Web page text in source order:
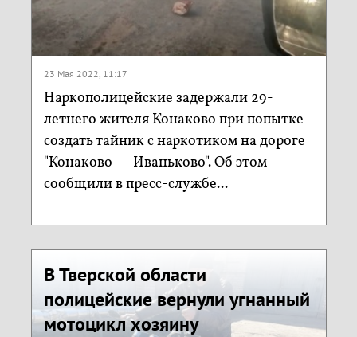
23 Мая 2022, 11:17
Наркополицейские задержали 29-
летнего жителя Конаково при попытке
создать тайник с наркотиком на дороге
"Конаково — Иваньково". Об этом
сообщили в пресс-службе...
В Тверской области
полицейские вернули угнанный
мотоцикл хозяину